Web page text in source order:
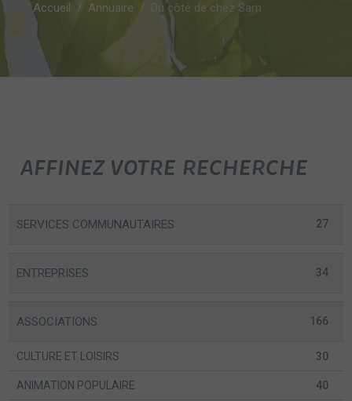
Accueil Annuaire Du côté de chez Sam
AFFINEZ VOTRE RECHERCHE
SERVICES COMMUNAUTAIRES 27
ENTREPRISES 34
ASSOCIATIONS 166
CULTURE ET LOISIRS 30
ANIMATION POPULAIRE 40